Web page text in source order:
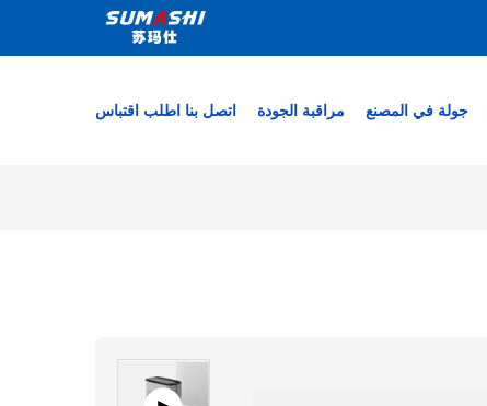
جولة في المصنع مراقبة الجودة اتصل بنا اطلب اقتباس